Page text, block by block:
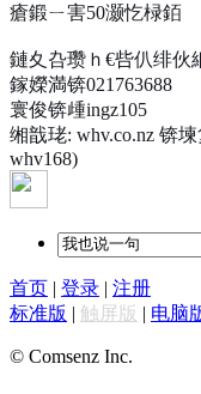
瘡鍛ㄧ害50灏忔椂銆
鏈夊叴瓒ｈ€呰仈绯伙
鎵嬫満锛021763688
寰俊锛歱ingz105
缃戠珯: whv.co.nz 锛
whv168)
首页 | 登录 | 注册
标准版 | 触屏版 | 电脑
© Comsenz Inc.